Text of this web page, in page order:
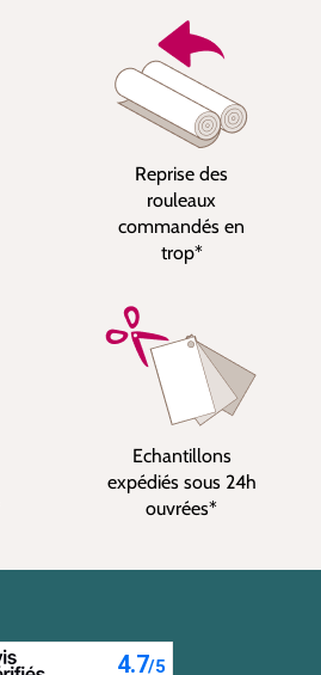
Reprise des
rouleaux
commandés en
trop*
Echantillons
expédiés sous 24h
ouvrées*